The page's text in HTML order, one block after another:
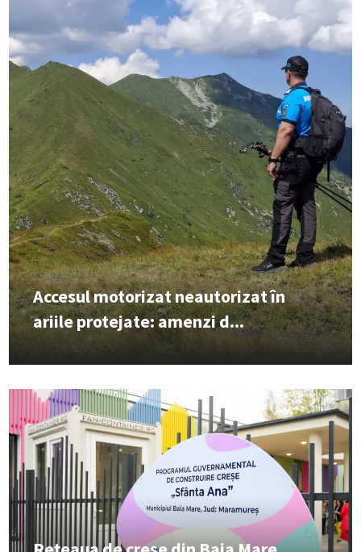
Accesul motorizat neautorizat în
ariile protejate: amenzi d...